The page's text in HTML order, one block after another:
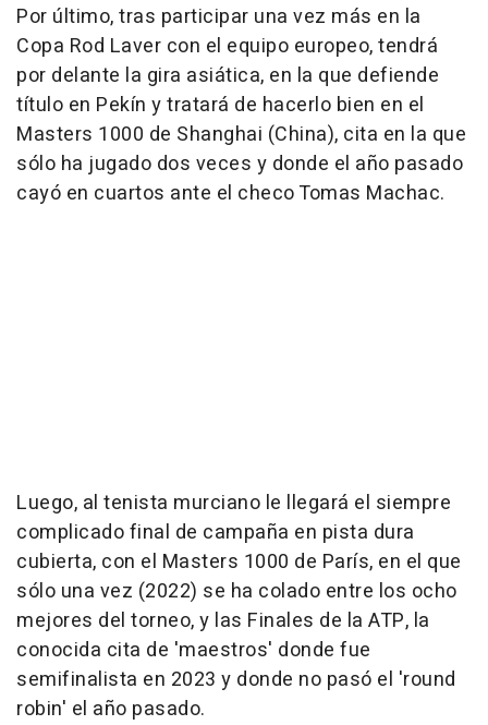
Por último, tras participar una vez más en la
Copa Rod Laver con el equipo europeo, tendrá
por delante la gira asiática, en la que defiende
título en Pekín y tratará de hacerlo bien en el
Masters 1000 de Shanghai (China), cita en la que
sólo ha jugado dos veces y donde el año pasado
cayó en cuartos ante el checo Tomas Machac.
Luego, al tenista murciano le llegará el siempre
complicado final de campaña en pista dura
cubierta, con el Masters 1000 de París, en el que
sólo una vez (2022) se ha colado entre los ocho
mejores del torneo, y las Finales de la ATP, la
conocida cita de 'maestros' donde fue
semifinalista en 2023 y donde no pasó el 'round
robin' el año pasado.